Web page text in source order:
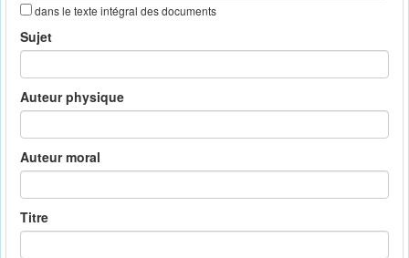
dans le texte intégral des documents
Sujet
Auteur physique
Auteur moral
Titre